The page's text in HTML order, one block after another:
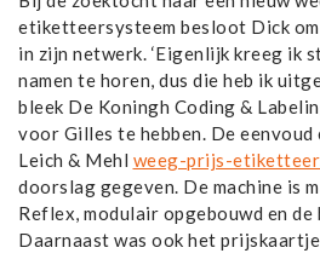
etiketteersysteem besloot Dick
in zijn netwerk. ‘Eigenlijk kreeg ik
namen te horen, dus die heb ik
bleek De Koningh Coding &
voor Gilles te hebben. De eenvoud
Leich & Mehl weeg-prijs-
doorslag gegeven. De machine is
Reflex, modulair opgebouwd en de
Daarnaast was ook het